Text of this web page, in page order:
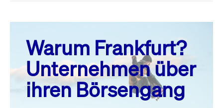
August 26
MO. DI. MI. DO. FR. SA. SO.
1
2
3
4 5 6 7 8
Warum Frankfurt?
Unternehmen über
ihren Börsengang